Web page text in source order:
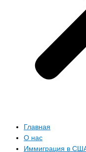
Главная
О нас
Иммиграция в